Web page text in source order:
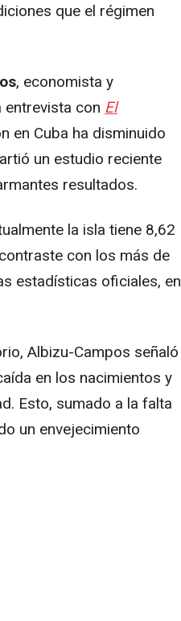
que el régimen
, economista y
entrevista con El
en Cuba ha disminuido
un estudio reciente
resultados.
la isla tiene 8,62
con los más de
estadísticas oficiales, en
Albizu-Campos señaló
en los nacimientos y
Esto, sumado a la falta
un envejecimiento